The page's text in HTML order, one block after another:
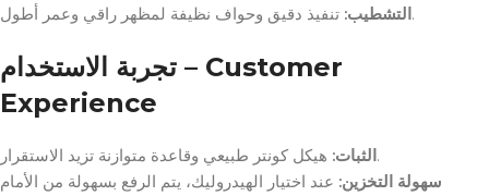
التشطيب:تنفيذ دقيق وحواف نظيفة لمظهر راقي وعمر أطول.
تجربة الاستخدام – Customer
Experience
الثبات:هيكل كونتر طبيعي وقاعدة متوازنة تزيد الاستقرار.
سهولة التخزين: عند اختيار الهيدروليك، يتم الرفع بسهولة من الأمام